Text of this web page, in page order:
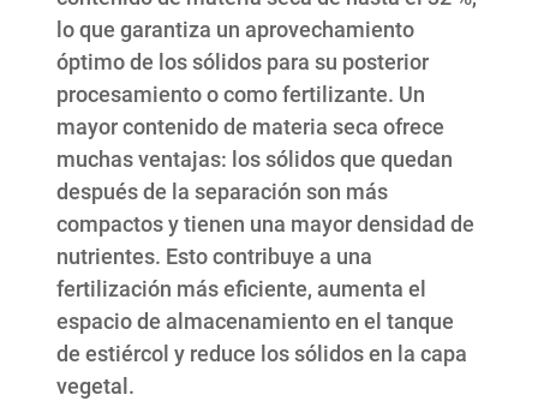
lo que garantiza un aprovechamiento
óptimo de los sólidos para su posterior
procesamiento o como fertilizante. Un
mayor contenido de materia seca ofrece
muchas ventajas: los sólidos que quedan
después de la separación son más
compactos y tienen una mayor densidad de
nutrientes. Esto contribuye a una
fertilización más eficiente, aumenta el
espacio de almacenamiento en el tanque
de estiércol y reduce los sólidos en la capa
vegetal.